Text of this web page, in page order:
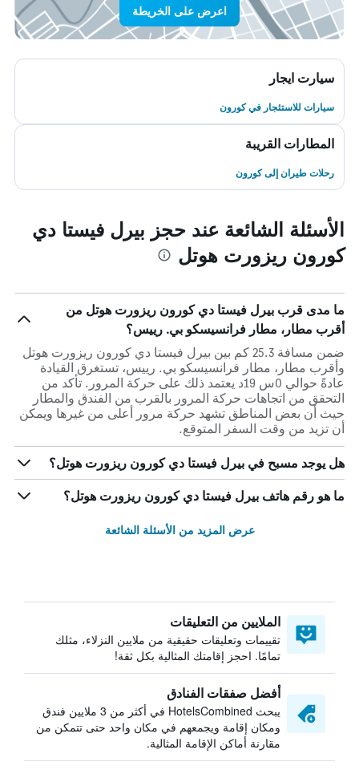
اعرض على الخريطة
سيارت ايجار
سيارات للاستئجار في كورون
المطارات القريبة
رحلات طيران إلى كورون
الأسئلة الشائعة عند حجز بيرل فيستا دي
كورون ريزورت هوتل
ما مدى قرب بيرل فيستا دي كورون ريزورت هوتل من
أقرب مطار، مطار فرانسيسكو بي. رييس؟
ضمن مسافة 25.3 كم بين بيرل فيستا دي كورون ريزورت هوتل
وأقرب مطار، مطار فرانسيسكو بي. رييس، تستغرق القيادة
عادةً حوالي 0س 19د يعتمد ذلك على حركة المرور. تأكد من
التحقق من اتجاهات حركة المرور بالقرب من الفندق والمطار
حيث أن بعض المناطق تشهد حركة مرور أعلى من غيرها ويمكن
أن تزيد من وقت السفر المتوقع.
هل يوجد مسبح في بيرل فيستا دي كورون ريزورت هوتل؟
ما هو رقم هاتف بيرل فيستا دي كورون ريزورت هوتل؟
عرض المزيد من الأسئلة الشائعة
الملايين من التعليقات
تقييمات وتعليقات حقيقية من ملايين النزلاء، مثلك
تمامًا. احجز إقامتك المثالية بكل ثقة!
أفضل صفقات الفنادق
يبحث HotelsCombined في أكثر من 3 ملايين فندق
ومكان إقامة ويجمعهم في مكان واحد حتى تتمكن من
مقارنة أماكن الإقامة المثالية.